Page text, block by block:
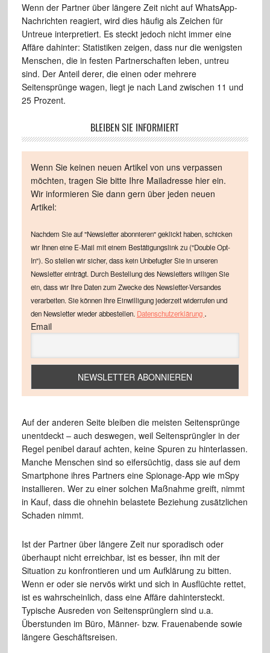
Wenn der Partner über längere Zeit nicht auf WhatsApp-
Nachrichten reagiert, wird dies häufig als Zeichen für
Untreue interpretiert. Es steckt jedoch nicht immer eine
Affäre dahinter: Statistiken zeigen, dass nur die wenigsten
Menschen, die in festen Partnerschaften leben, untreu
sind. Der Anteil derer, die einen oder mehrere
Seitensprünge wagen, liegt je nach Land zwischen 11 und
25 Prozent.
BLEIBEN SIE INFORMIERT
Wenn Sie keinen neuen Artikel von uns verpassen
möchten, tragen Sie bitte Ihre Mailadresse hier ein.
Wir informieren Sie dann gern über jeden neuen
Artikel:
Nachdem Sie auf "Newsletter abonnieren" geklickt haben, schicken
wir Ihnen eine E-Mail mit einem Bestätigungslink zu ("Double Opt-
In"). So stellen wir sicher, dass kein Unbefugter Sie in unseren
Newsletter einträgt. Durch Bestellung des Newsletters willigen Sie
ein, dass wir Ihre Daten zum Zwecke des Newsletter-Versandes
verarbeiten. Sie können Ihre Einwilligung jederzeit widerrufen und
den Newsletter wieder abbestellen. Datenschutzerklärung .
Email
Auf der anderen Seite bleiben die meisten Seitensprünge
unentdeckt – auch deswegen, weil Seitensprüngler in der
Regel penibel darauf achten, keine Spuren zu hinterlassen.
Manche Menschen sind so eifersüchtig, dass sie auf dem
Smartphone ihres Partners eine Spionage-App wie mSpy
installieren. Wer zu einer solchen Maßnahme greift, nimmt
in Kauf, dass die ohnehin belastete Beziehung zusätzlichen
Schaden nimmt.
Ist der Partner über längere Zeit nur sporadisch oder
überhaupt nicht erreichbar, ist es besser, ihn mit der
Situation zu konfrontieren und um Aufklärung zu bitten.
Wenn er oder sie nervös wirkt und sich in Ausflüchte rettet,
ist es wahrscheinlich, dass eine Affäre dahintersteckt.
Typische Ausreden von Seitensprünglern sind u.a.
Überstunden im Büro, Männer- bzw. Frauenabende sowie
längere Geschäftsreisen.